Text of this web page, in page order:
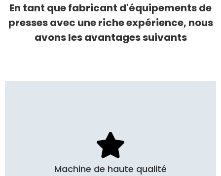
En tant que fabricant d'équipements de
presses avec une riche expérience, nous
avons les avantages suivants
Machine de haute qualité